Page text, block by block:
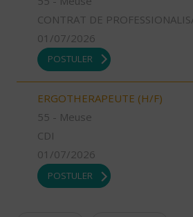
CONTRAT DE
01/07/2026
POSTULER
ERGOTHERAPEUTE (H/F)
55 - Meuse
CDI
01/07/2026
POSTULER